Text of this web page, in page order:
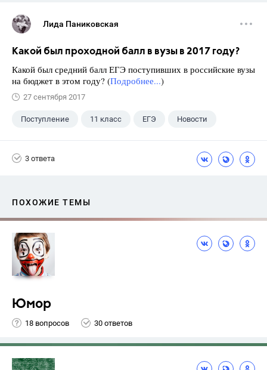
Лида Паниковская
Какой был проходной балл в вузы в 2017 году?
Какой был средний балл ЕГЭ поступивших в российские вузы
на бюджет в этом году? (Подробнее...)
27 сентября 2017
Поступление 11 класс ЕГЭ Новости
3 ответа
ПОХОЖИЕ ТЕМЫ
Юмор
18 вопросов 30 ответов